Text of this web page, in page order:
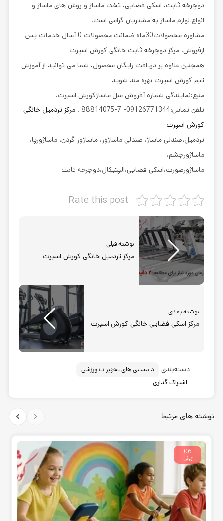
دوچرخه ثابت، اسکی فضایی، تخت ماساژ و روغن های ماساژ و
انواع لوازم ماساژ به مشتریان گرامی است.
مشاوره محصولات30ماه ضمانت محصولات 10سال خدمات پس
ازفروش. مرکز دوچرخه ثابت خانگی کورش اسپرت
همچنین علاوه بر دریافت رایگان محصول، شما می توانید از آموزش
تیم کورش اسپرت بهره مند شوید.
منبع:نمایندگی شماره1فروش مبل ماساژکورش اسپرت.
تلفن تماس:09126771344- 7-88814075 .
مرکز تردمیل خانگی
کورش اسپرت
تردمیل،صندلی ماساژ، صندلی ماساژور، ماساژور گردن، ماساژورپا،
ماساژورچشم،
ماساژورصورت،اسکی فضایی،الپتیکال،دوچرخه ثابت
Rate this post
نوشته قبلی
مرکز تردمیل خانگی کورش اسپرت
نوشته بعدی
مرکز اسکی فضایی خانگی کورش اسپرت
دسته‌بندی
دانستنی های تجهیزات ورزشی
اشتراک گذاری
نوشته های مرتبط
06
ژوئن